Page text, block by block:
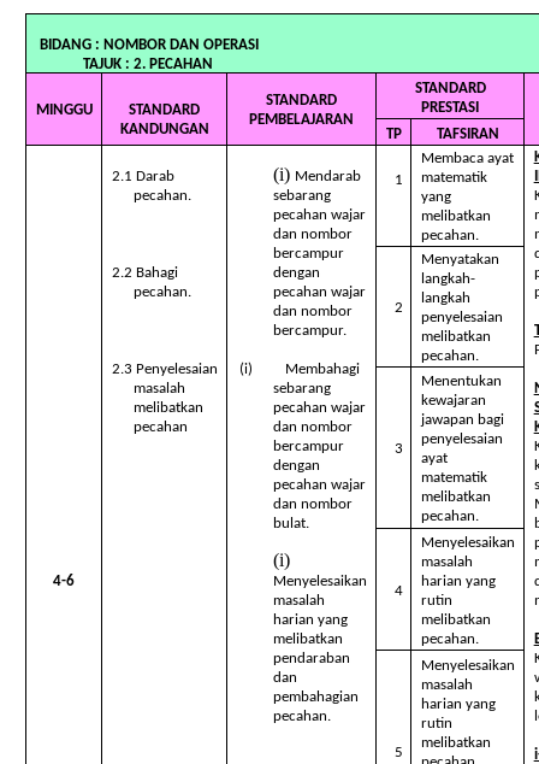
BIDANG : NOMBOR DAN
TAJUK : 2. PECAHAN
MINGGU
STANDARD
KANDUNGAN
STANDARD
PEMBELAJARAN
STANDARD
PRESTASI
TP
TAFSIRAN
4-6
2.1 Darab
pecahan.
2.2 Bahagi
pecahan.
2.3 Penyelesaian
masalah
melibatkan
pecahan
Mendarab
sebarang
pecahan wajar
dan nombor
bercampur
dengan
pecahan wajar
dan nombor
bercampur.
(i) Membahagi
sebarang
pecahan wajar
dan nombor
bercampur
dengan
pecahan wajar
dan nombor
bulat.
Menyelesaikan
masalah
harian yang
melibatkan
pendaraban
dan
pembahagian
pecahan.
1
Membaca ayat
matematik
yang
melibatkan
pecahan.
2
Menyatakan
langkah-
langkah
penyelesaian
melibatkan
pecahan.
3
Menentukan
kewajaran
jawapan bagi
penyelesaian
ayat
matematik
melibatkan
pecahan.
4
Menyelesaikan
masalah
harian yang
rutin
melibatkan
pecahan.
5
Menyelesaikan
masalah
harian yang
rutin
melibatkan